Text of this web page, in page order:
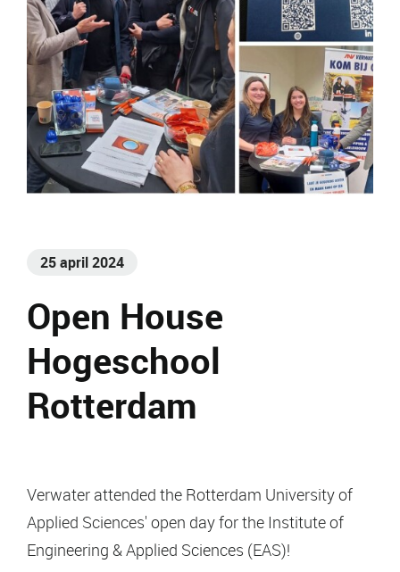
25 april 2024
Open House
Hogeschool
Rotterdam
Verwater attended the Rotterdam University of
Applied Sciences' open day for the Institute of
Engineering & Applied Sciences (EAS)!